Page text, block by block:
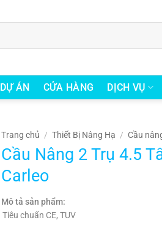
DỰ ÁN CỬA HÀNG DỊCH VỤ
Trang chủ / Thiết Bị Nâng Hạ / Cầu
Cầu Nâng 2 Trụ 4.5
Carleo
Mô tả sản phẩm:
Tiêu chuẩn CE, TUV